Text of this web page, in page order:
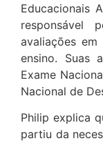
Educacionais
responsável
avaliações
ensino. Suas
Exame
Nacional de
Philip explica
partiu da